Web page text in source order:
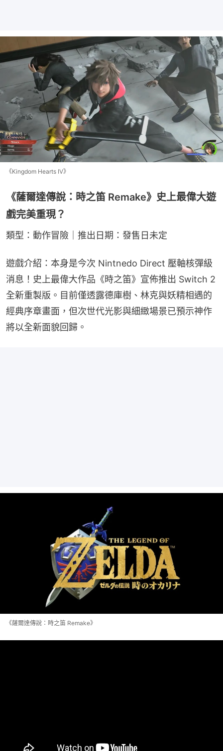
《Kingdom Hearts IV》
《薩爾達傳說：時之笛 Remake》史上最偉大遊
戲完美重現？
類型：動作冒險｜推出日期：發售日未定
遊戲介紹：本身是今次 Nintnedo Direct 壓軸核彈級
消息！史上最偉大作品《時之笛》宣佈推出 Switch 2
全新重製版。目前僅透露德庫樹、林克與妖精相遇的
經典序章畫面，但次世代光影與細緻場景已預示神作
將以全新面貌回歸。
《薩爾達傳說：時之笛 Remake》